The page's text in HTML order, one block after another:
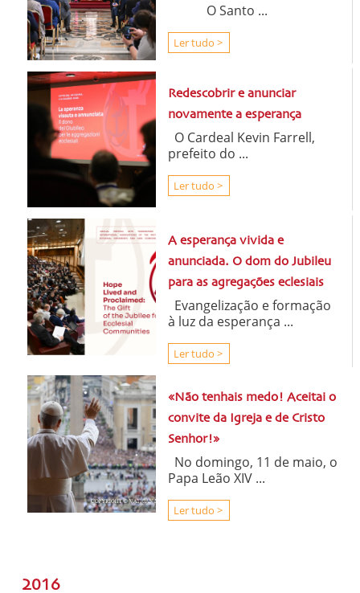
O Santo ...
Ler tudo >
Redescobrir e anunciar
novamente a esperança
O Cardeal Kevin Farrell,
prefeito do ...
Ler tudo >
A esperança vivida e
anunciada. O dom do Jubileu
para as agregações eclesiais
Evangelização e formação
à luz da esperança ...
Ler tudo >
«Não tenhais medo! Aceitai o
convite da Igreja e de Cristo
Senhor!»
No domingo, 11 de maio, o
Papa Leão XIV ...
Ler tudo >
2016